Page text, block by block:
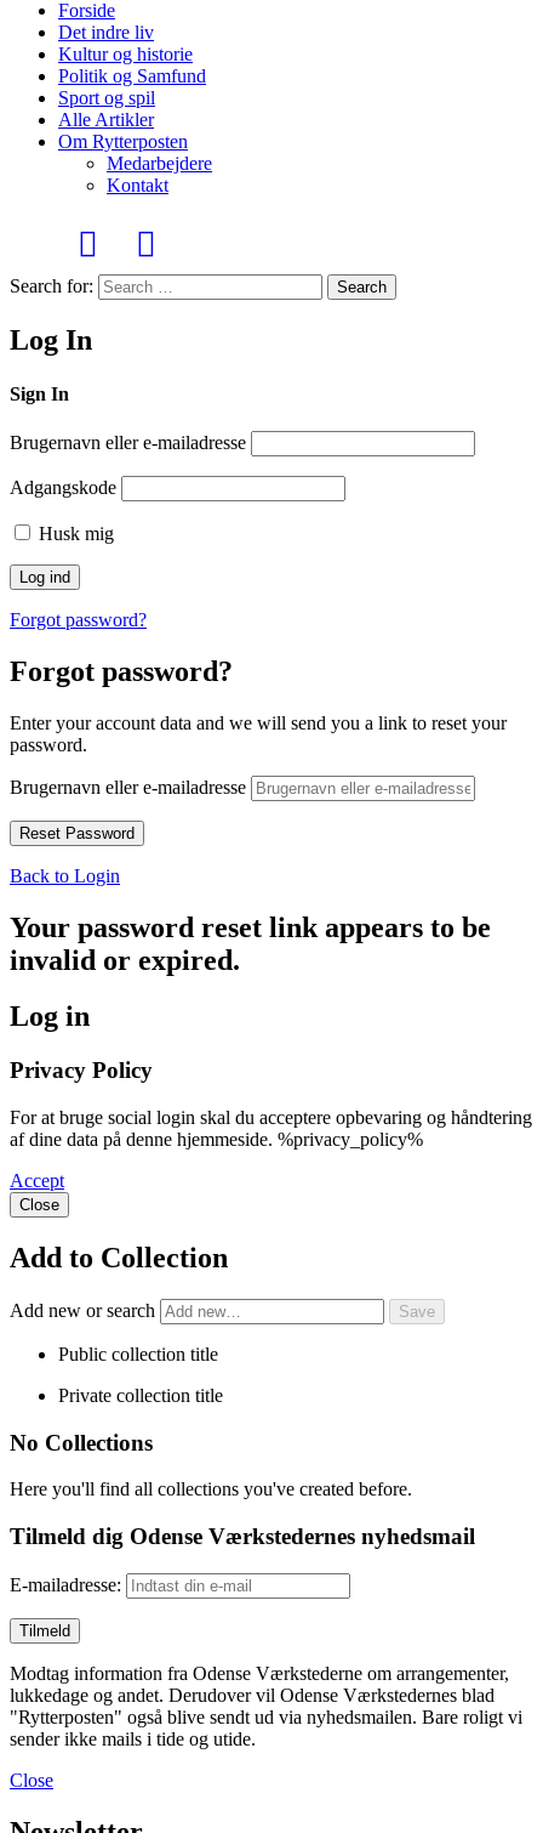
Forside
Det indre liv
Kultur og historie
Politik og Samfund
Sport og spil
Alle Artikler
Om Rytterposten
Medarbejdere
Kontakt
Search for: Search
Log In
Sign In
Brugernavn eller e-mailadresse
Adgangskode
Husk mig
Forgot password?
Forgot password?
Enter your account data and we will send you a link to reset your
password.
Brugernavn eller e-mailadresse
Back to Login
Your password reset link appears to be
invalid or expired.
Log in
Privacy Policy
For at bruge social login skal du acceptere opbevaring og håndtering
af dine data på denne hjemmeside. %privacy_policy%
Accept
Close
Add to Collection
Add new or search
Public collection title
Private collection title
No Collections
Here you'll find all collections you've created before.
Tilmeld dig Odense Værkstedernes nyhedsmail
E-mailadresse:
Modtag information fra Odense Værkstederne om arrangementer,
lukkedage og andet. Derudover vil Odense Værkstedernes blad
"Rytterposten" også blive sendt ud via nyhedsmailen. Bare roligt vi
sender ikke mails i tide og utide.
Close